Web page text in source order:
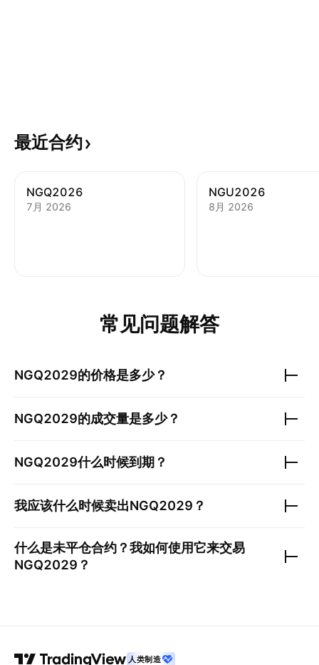
最近合约
NGQ2026
7月 2026
NGU2026
8月 2026
常见问题解答
NGQ2029的价格是多少？
NGQ2029的成交量是多少？
NGQ2029什么时候到期？
我应该什么时候卖出NGQ2029 ？
什么是未平仓合约？我如何使用它来交易
NGQ2029 ？
人类制造